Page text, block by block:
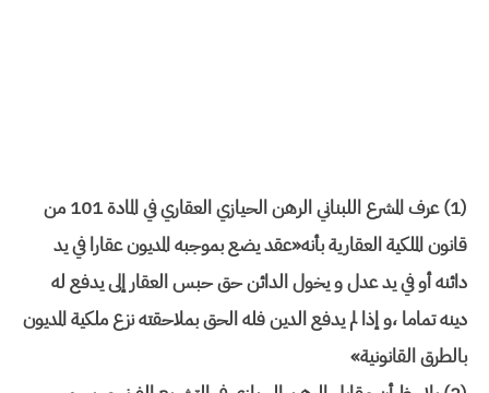
(1) عرف المشرع اللبناني الرهن الحيازي العقاري في المادة 101 من
قانون الملكية العقارية بأنه«عقد يضع بموجبه المديون عقارا في يد
دائنه أو في يد عدل و يخول الدائن حق حبس العقار إلى يدفع له
دينه تماما ،و إذا لم يدفع الدين فله الحق بملاحقته نزع ملكية المديون
بالطرق القانونية»